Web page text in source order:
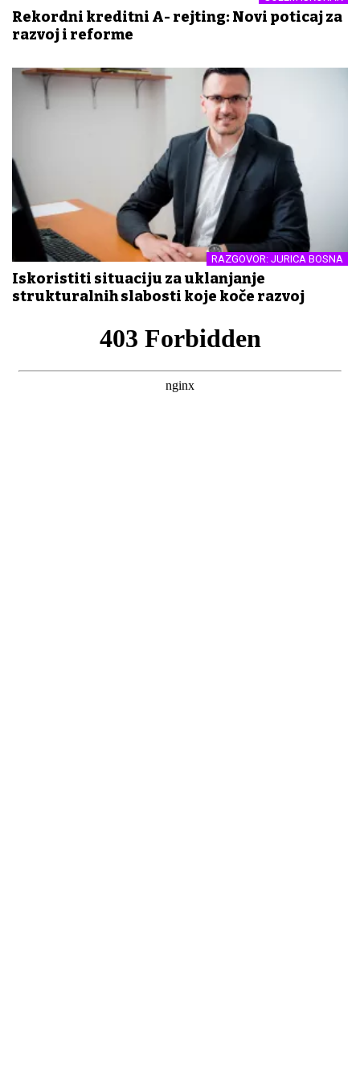
Rekordni kreditni A- rejting: Novi poticaj za
razvoj i reforme
RAZGOVOR: JURICA BOSNA
Iskoristiti situaciju za uklanjanje
strukturalnih slabosti koje koče razvoj